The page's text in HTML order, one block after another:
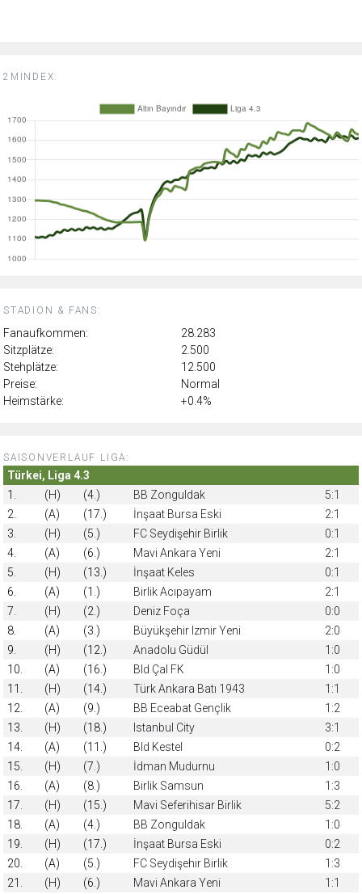
2MINDEX:
STADION & FANS:
Fanaufkommen:
28.283
Sitzplätze:
2.500
Stehplätze:
12.500
Preise:
Normal
Heimstärke:
+0.4%
SAISONVERLAUF LIGA:
Türkei, Liga 4.3
1.
(H) (4.) BB Zonguldak
5:1
2.
(A) (17.) İnşaat Bursa Eski
2:1
3.
(H) (5.) FC Seydişehir Birlik
0:1
4.
(A) (6.) Mavi Ankara Yeni
2:1
5.
(H) (13.) İnşaat Keles
0:1
6.
(A) (1.) Birlik Acıpayam
2:1
7.
(H) (2.) Deniz Foça
0:0
8.
(A) (3.) Büyükşehir Izmir Yeni
2:0
9.
(H) (12.) Anadolu Güdül
1:0
10.
(A) (16.) Bld Çal FK
1:0
11.
(H) (14.) Türk Ankara Batı 1943
1:1
12.
(A) (9.) BB Eceabat Gençlik
1:2
13.
(H) (18.) Istanbul City
3:1
14.
(A) (11.) Bld Kestel
0:2
15.
(H) (7.) İdman Mudurnu
1:0
16.
(A) (8.) Birlik Samsun
1:3
17.
(H) (15.) Mavi Seferihisar Birlik
5:2
18.
(A) (4.) BB Zonguldak
1:0
19.
(H) (17.) İnşaat Bursa Eski
0:2
20.
(A) (5.) FC Seydişehir Birlik
1:3
21.
(H) (6.) Mavi Ankara Yeni
1:1